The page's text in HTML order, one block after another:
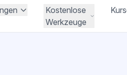
Kostenlose
Werkzeuge